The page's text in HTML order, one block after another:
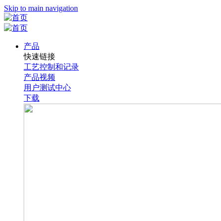
Skip to main navigation
产品
快速链接
工艺控制和记录
产品视频
用户测试中心
下载